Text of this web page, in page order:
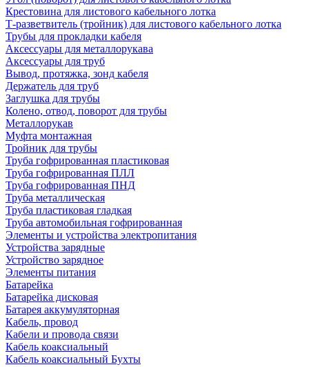
Крестовина для листового кабельного лотка
Т-разветвитель (тройник) для листового кабельного лотка
Трубы для прокладки кабеля
Аксессуары для металлорукава
Аксессуары для труб
Вывод, протяжка, зонд кабеля
Держатель для труб
Заглушка для трубы
Колено, отвод, поворот для трубы
Металлорукав
Муфта монтажная
Тройник для трубы
Труба гофрированная пластиковая
Труба гофрированная ПЛЛ
Труба гофрированная ПНД
Труба металлическая
Труба пластиковая гладкая
Труба автомобильная гофрированная
Элементы и устройства электропитания
Устройства зарядные
Устройство зарядное
Элементы питания
Батарейка
Батарейка дисковая
Батарея аккумуляторная
Кабель, провод
Кабели и провода связи
Кабель коаксиальный
Кабель коаксиальный Бухты